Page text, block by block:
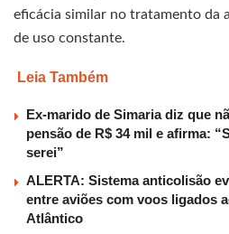
eficácia similar no tratamento da
de uso constante.
Leia Também
Ex-marido de Simaria diz que
pensão de R$ 34 mil e afirma:
serei”
ALERTA: Sistema anticolisão
entre aviões com voos ligados
Atlântico